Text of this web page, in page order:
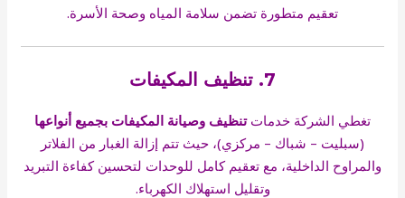
تعقيم متطورة تضمن سلامة المياه وصحة الأسرة.
7. تنظيف المكيفات
تغطي الشركة خدماتتنظيف وصيانة المكيفات بجميع أنواعها
(سبليت – شباك – مركزي)، حيث تتم إزالة الغبار من الفلاتر
والمراوح الداخلية، مع تعقيم كامل للوحدات لتحسين كفاءة التبريد
وتقليل استهلاك الكهرباء.